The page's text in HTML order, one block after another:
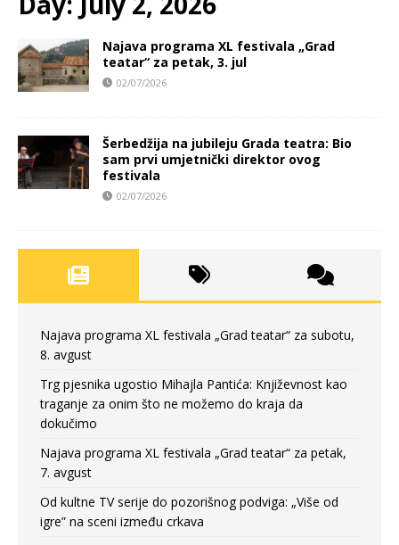
Najava programa XL festivala „Grad
teatar“ za petak, 3. jul
02/07/2026
Šerbedžija na jubileju Grada teatra: Bio
sam prvi umjetnički direktor ovog
festivala
02/07/2026
Najava programa XL festivala „Grad teatar“ za subotu,
8. avgust
Trg pjesnika ugostio Mihajla Pantića: Književnost kao
traganje za onim što ne možemo do kraja da
dokučimo
Najava programa XL festivala „Grad teatar“ za petak,
7. avgust
Od kultne TV serije do pozorišnog podviga: „Više od
igre” na sceni između crkava